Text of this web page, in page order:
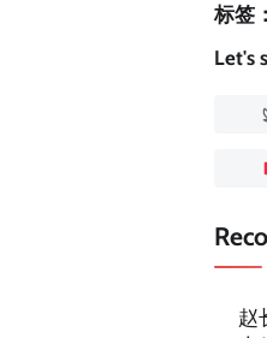
标签
Let's
赵